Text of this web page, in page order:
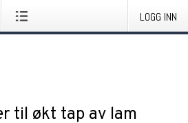
LOGG INN
til økt tap av lam